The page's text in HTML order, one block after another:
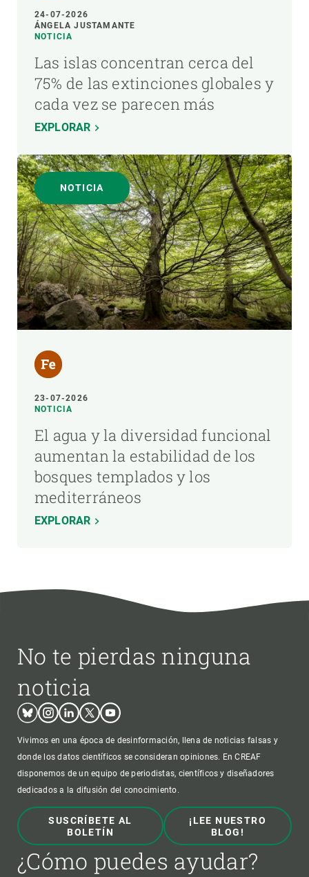
24-07-2026
ÁNGELA JUSTAMANTE
NOTICIA
Las islas concentran cerca del
75% de las extinciones globales y
cada vez se parecen más
EXPLORAR
NOTICIA
23-07-2026
NOTICIA
El agua y la diversidad funcional
aumentan la estabilidad de los
bosques templados y los
mediterráneos
EXPLORAR
No te pierdas ninguna
noticia
BlueskyInstagram
LinkedinTwitterYoutube
Vivimos en una época de desinformación, llena de noticias falsas y
donde los datos científicos se consideran opiniones. En CREAF
disponemos de un equipo de periodistas, científicos y diseñadores
dedicados a la difusión del conocimiento.
SUSCRÍBETE AL
BOLETÍN
¡LEE NUESTRO
BLOG!
¿Cómo puedes ayudar?